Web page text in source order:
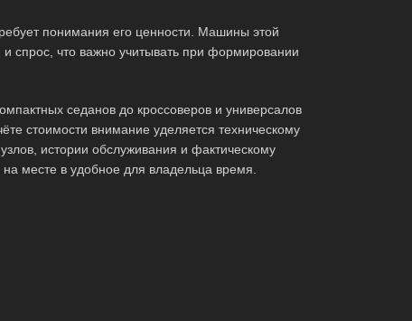
понимания его ценности. Машины этой
спрос, что важно учитывать при формировании
седанов до кроссоверов и универсалов
стоимости внимание уделяется техническому
истории обслуживания и фактическому
месте в удобное для владельца время.